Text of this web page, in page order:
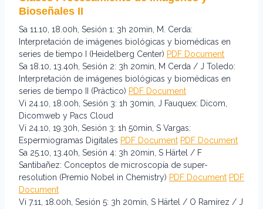
Bioseñales II
Sa 11.10, 18.00h, Sesión 1: 3h 20min, M. Cerda:
Interpretación de imágenes biológicas y biomédicas en
series de tiempo I (Heidelberg Center) PDF Document
Sa 18.10, 13.40h, Sesión 2: 3h 20min, M Cerda / J Toledo:
Interpretación de imágenes biológicas y biomédicas en
series de tiempo II (Práctico) PDF Document
Vi 24.10, 18.00h, Sesión 3: 1h 30min, J Fauquex: Dicom,
Dicomweb y Pacs Cloud
Vi 24.10, 19.30h, Sesión 3: 1h 50min, S Vargas:
Espermiogramas Digitales PDF Document PDF Document
Sa 25.10, 13.40h, Sesión 4: 3h 20min, S Härtel / F
Santibañez: Conceptos de microscopía de super-
resolution (Premio Nobel in Chemistry) PDF Document PDF
Document
Vi 7.11, 18.00h, Sesión 5: 3h 20min, S Härtel / O Ramírez / J